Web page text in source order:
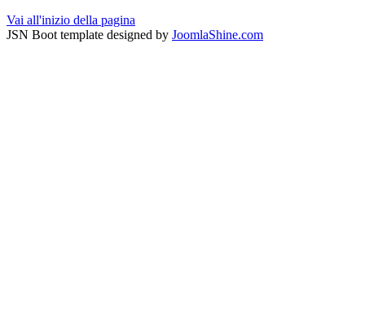
Vai all'inizio della pagina
JSN Boot template designed by JoomlaShine.com